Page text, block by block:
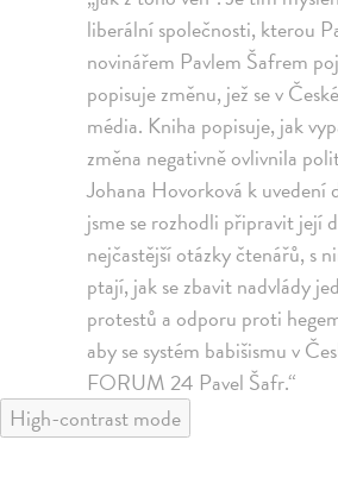
liberální společnosti, kterou
novinářem Pavlem Šafrem
popisuje změnu, jež se v
média. Kniha popisuje, jak
změna negativně ovlivnila
Johana Hovorková k uvedení
jsme se rozhodli připravit její
nejčastější otázky čtenářů, s
ptají, jak se zbavit nadvlády
protestů a odporu proti
aby se systém babišismu v
FORUM 24 Pavel Šafr.“
High-contrast mode